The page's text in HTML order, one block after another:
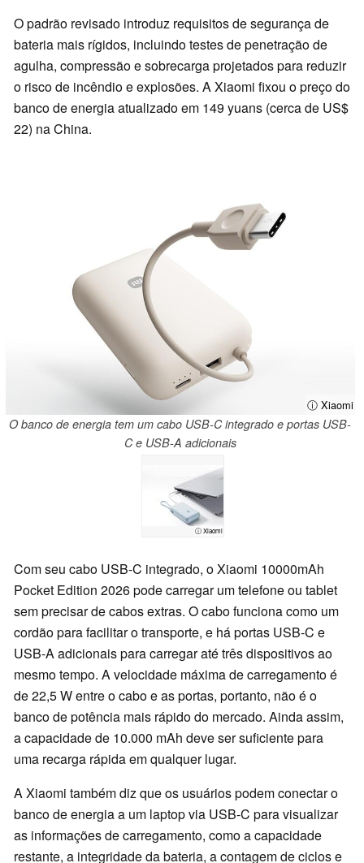
O padrão revisado introduz requisitos de segurança de
bateria mais rígidos, incluindo testes de penetração de
agulha, compressão e sobrecarga projetados para reduzir
o risco de incêndio e explosões. A Xiaomi fixou o preço do
banco de energia atualizado em 149 yuans (cerca de US$
22) na China.
ⓘ Xiaomi
O banco de energia tem um cabo USB-C integrado e portas USB-
C e USB-A adicionais
ⓘ Xiaomi
Com seu cabo USB-C integrado, o Xiaomi 10000mAh
Pocket Edition 2026 pode carregar um telefone ou tablet
sem precisar de cabos extras. O cabo funciona como um
cordão para facilitar o transporte, e há portas USB-C e
USB-A adicionais para carregar até três dispositivos ao
mesmo tempo. A velocidade máxima de carregamento é
de 22,5 W entre o cabo e as portas, portanto, não é o
banco de potência mais rápido do mercado. Ainda assim,
a capacidade de 10.000 mAh deve ser suficiente para
uma recarga rápida em qualquer lugar.
A Xiaomi também diz que os usuários podem conectar o
banco de energia a um laptop via USB-C para visualizar
as informações de carregamento, como a capacidade
restante, a integridade da bateria, a contagem de ciclos e